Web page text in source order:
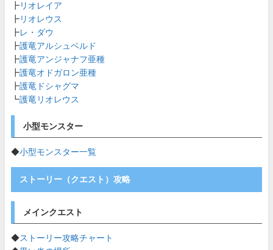
┣ リオレイア
┣ リオレウス
┣レ・ダウ
┣護竜アルシュベルド
┣護竜アンジャナフ亜種
┣護竜オドガロン亜種
┣護竜ドシャグマ
┗護竜リオレウス
小型モンスター
◆小型モンスター一覧
ストーリー（クエスト）攻略
メインクエスト
◆ストーリー攻略チャート